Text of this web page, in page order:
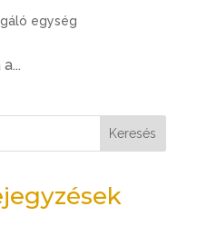
egység
Keresés